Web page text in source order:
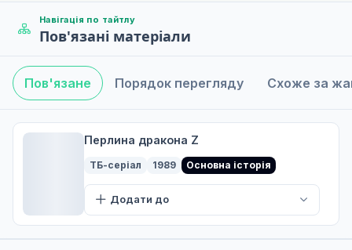
Панзі
6
15 лист. 2024
22 лист. 2024
Навігація по тайтлу
Пов'язані матеріали
Пов'язане Порядок перегляду Схоже за
Перлина дракона Z
ТБ-серіал 1989 Основна історія
Додати до